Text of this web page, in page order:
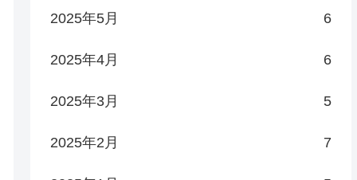
2025年5月 6
2025年4月 6
2025年3月 5
2025年2月 7